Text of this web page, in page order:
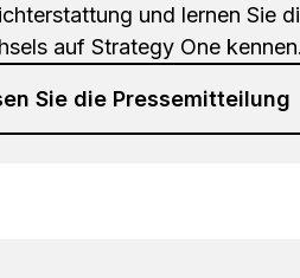
und lernen Sie
auf Strategy One kennen.
Sie die Pressemitteilung